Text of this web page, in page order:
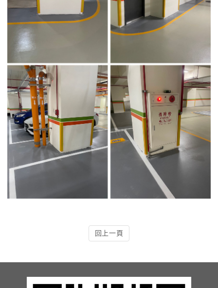
7.人員管制機系列實績
8.長距離讀卡機系列實績
9.車位在席導引系列實績
10.反向尋車系統實績
11.周邊配備-紅綠燈實績
12.周邊配備-滿車燈箱實績
13.周邊配備-防撞條實績
14.邊配備-車輪檔實績
17.周邊配備-方向指示實績
20.智能汽機車充電樁設備實績
回上一頁